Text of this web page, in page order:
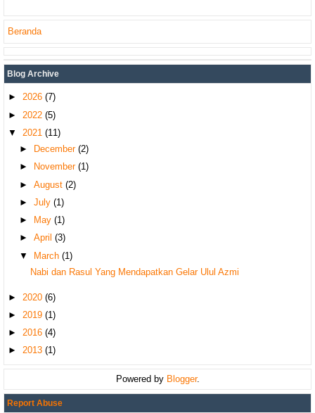
Beranda
Blog Archive
► 2026 (7)
► 2022 (5)
▼ 2021 (11)
►
December (2)
►
November (1)
► August (2)
► July (1)
►
May (1)
► April (3)
▼ March (1)
Nabi dan Rasul Yang Mendapatkan Gelar Ulul Azmi
► 2020 (6)
► 2019 (1)
► 2016 (4)
► 2013 (1)
Powered by Blogger.
Report Abuse